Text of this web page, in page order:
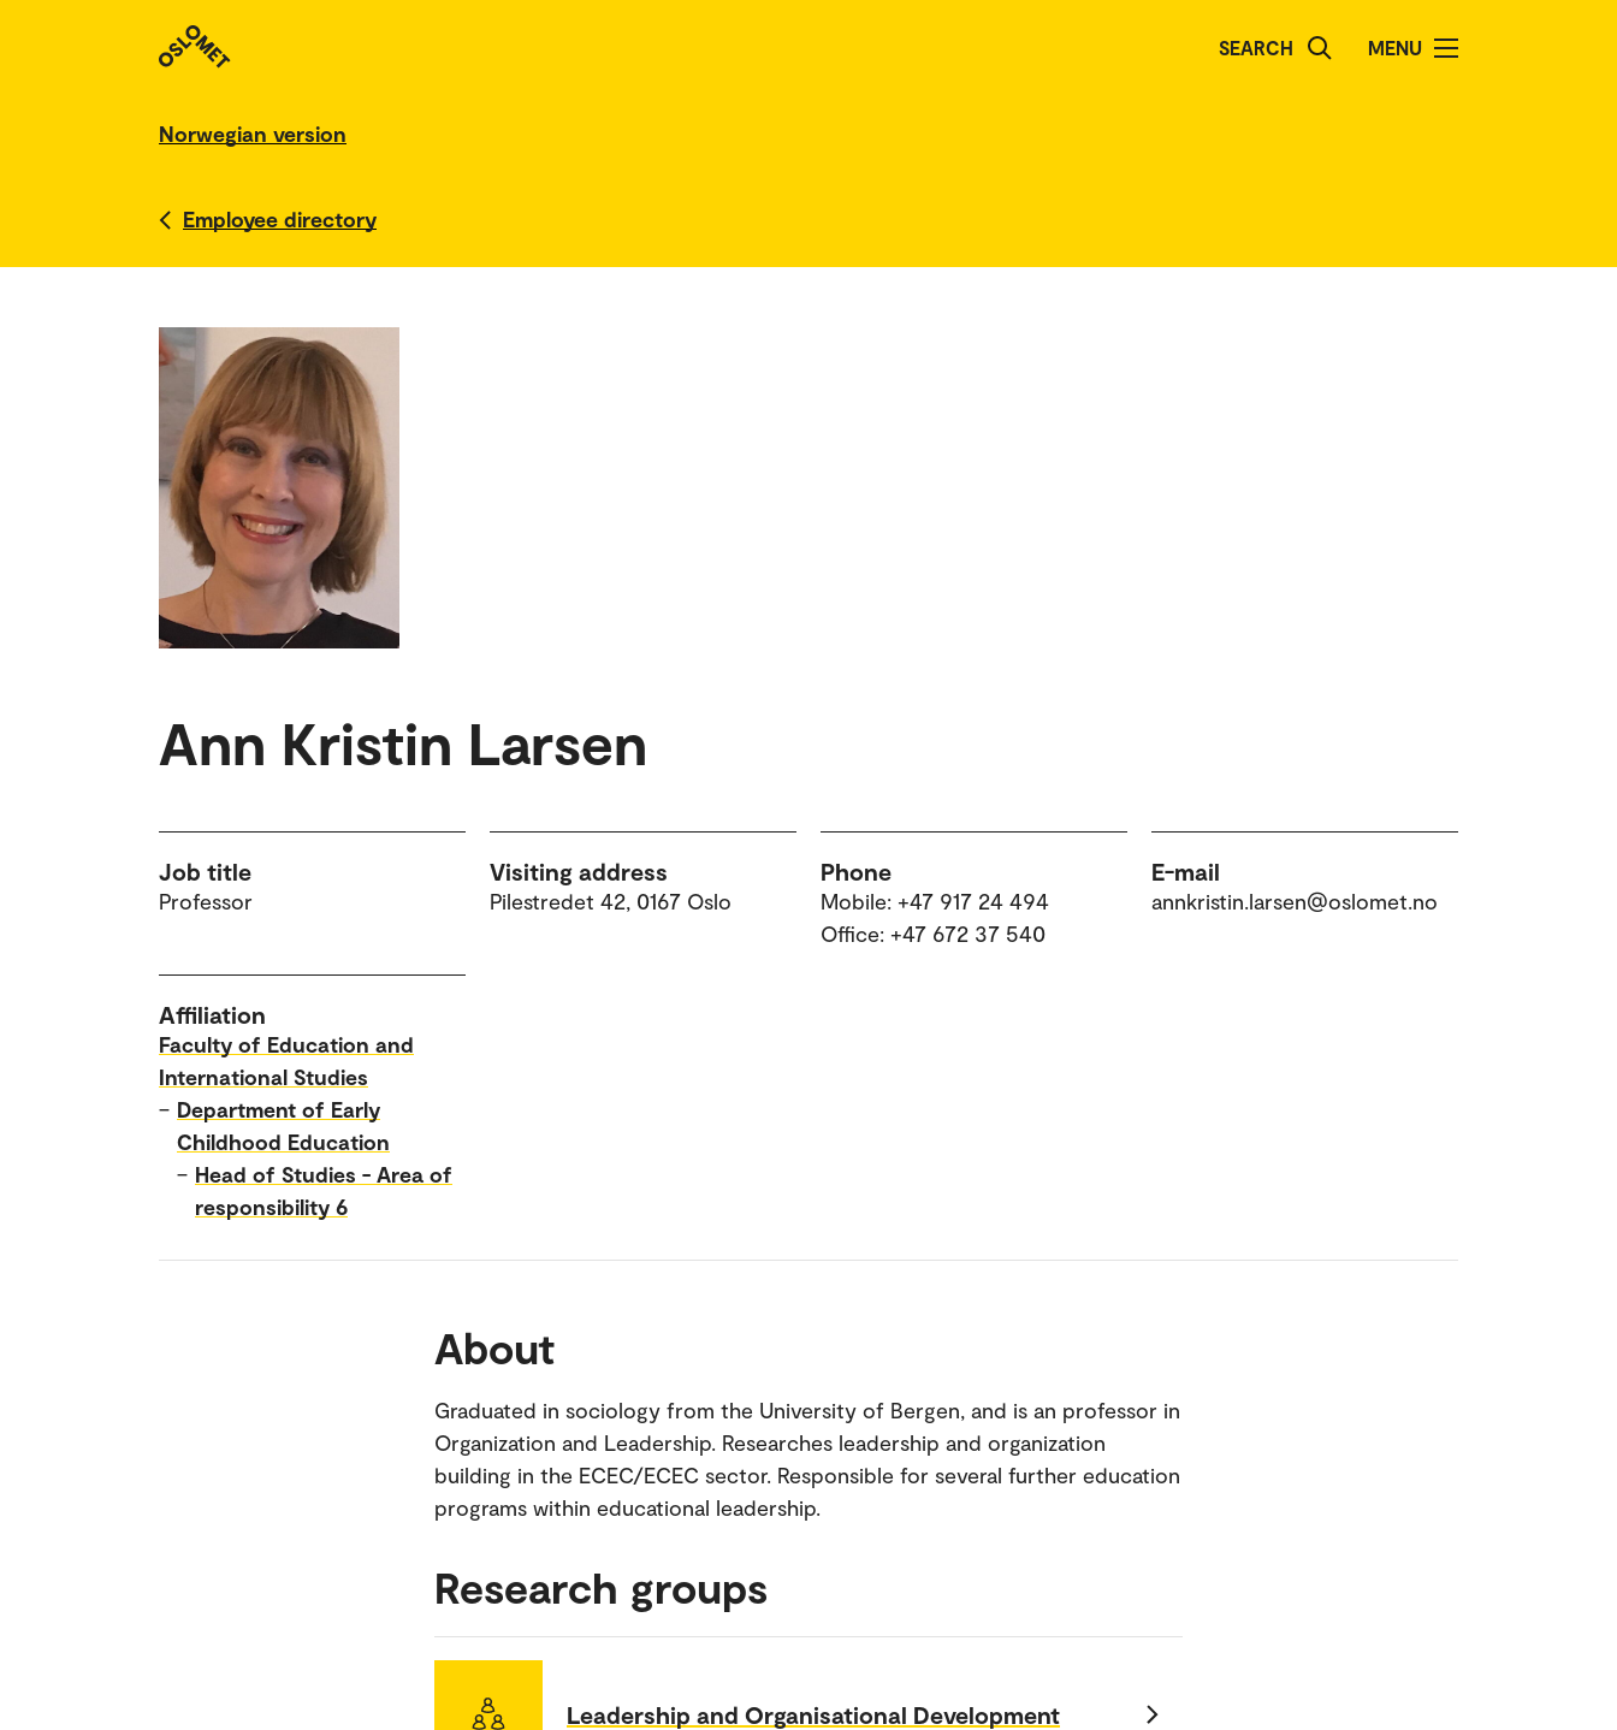
SEARCH MENU
Norwegian version
Employee directory
Ann Kristin Larsen
Job title
Professor
Visiting address
Pilestredet 42, 0167 Oslo
Phone
Mobile: +47 917 24 494
Office: +47 672 37 540
E-mail
annkristin.larsen@oslomet.no
Affiliation
Faculty of Education and
International Studies
– Department of Early
Childhood Education
– Head of Studies - Area of
responsibility 6
About
Graduated in sociology from the University of Bergen, and is an professor in
Organization and Leadership. Researches leadership and organization
building in the ECEC/ECEC sector. Responsible for several further education
programs within educational leadership.
Research groups
Leadership and Organisational Development